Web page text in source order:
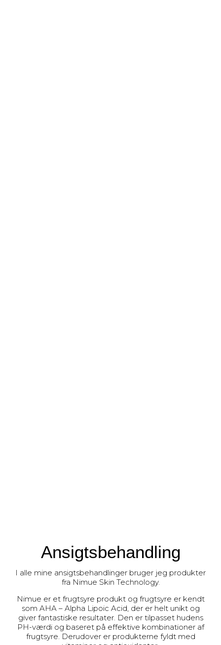
Ansigtsbehandling
I alle mine ansigtsbehandlinger bruger jeg produkter
fra Nimue Skin Technology.
Nimue er et frugtsyre produkt og frugtsyre er kendt
som AHA – Alpha Lipoic Acid, der er helt unikt og
giver fantastiske resultater. Den er tilpasset hudens
PH-værdi og baseret på effektive kombinationer af
frugtsyre. Derudover er produkterne fyldt med